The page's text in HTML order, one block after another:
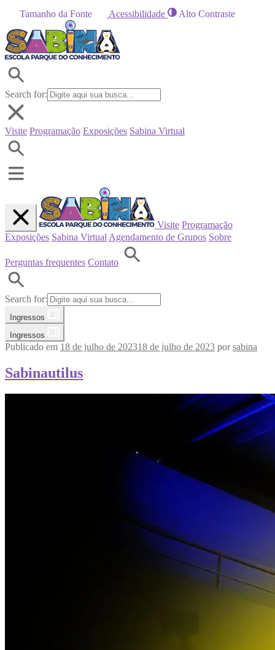
Tamanho da Fonte Acessibilidade Alto Contraste
Search for:
Visite Programação Exposições Sabina Virtual
Visite Programação
Exposições Sabina Virtual Agendamento de Grupos Sobre
Perguntas frequentes Contato
Search for:
Ingressos
Ingressos
Publicado em 18 de julho de 202318 de julho de 2023 porsabina
Sabinautilus